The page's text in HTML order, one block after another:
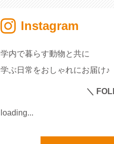
Instagram
学内で暮らす動物と共に
学ぶ日常をおしゃれにお届け♪
＼
loading...